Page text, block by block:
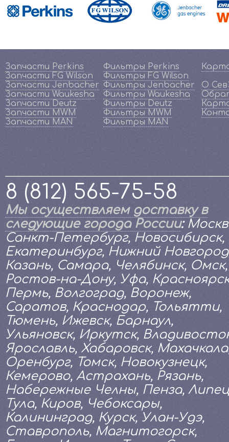
Запчасти Perkins
Запчасти FG Wilson
Запчасти Jenbacher
Запчасти Waukesha
Запчасти Deutz
Запчасти MWM
Запчасти MAN
Фильтры Perkins
Фильтры FG Wilson
Фильтры Jenbacher
Фильтры Waukesha
Фильтры Deutz
Фильтры MWM
Фильтры MAN
О
8 (812) 565-75-58
Мы осуществляем доставку в
следующие города России:
Санкт-Петербург, Новосибирск,
Екатеринбург, Нижний
Казань, Самара, Челябинск, Омск,
Ростов-на-Дону, Уфа,
Пермь, Волгоград, Воронеж,
Саратов, Краснодар, Тольятти,
Тюмень, Ижевск, Барнаул,
Ульяновск, Иркутск,
Ярославль, Хабаровск,
Оренбург, Томск, Новокузнецк,
Кемерово, Астрахань, Рязань,
Набережные Челны, Пенза,
Тула, Киров, Чебоксары,
Калининград, Курск, Улан-Удэ,
Ставрополь, Магнитогорск,